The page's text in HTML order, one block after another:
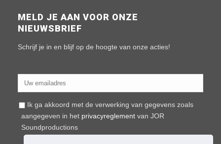
MELD JE AAN VOOR ONZE
NIEUWSBRIEF
Schrijf je in en blijf op de hoogte van onze acties!
Ik ga akkoord met de verwerking van gegevens zoals
aangegeven in het privacyreglement van JOR
Soundproductions